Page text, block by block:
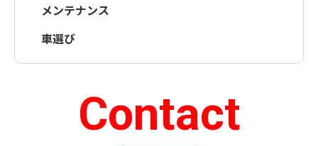
メンテナンス
車選び
Contact